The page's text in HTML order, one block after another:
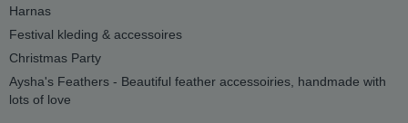
Harnas
Festival kleding & accessoires
Christmas Party
Aysha's Feathers - Beautiful feather accessoiries, handmade with
lots of love